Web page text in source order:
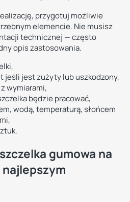
przygotuj możliwie
elemencie. Nie musisz
technicznej — często
opis zastosowania.
jeśli jest zużyty lub uszkodzony,
wymiarami,
będzie pracować,
wodą, temperaturą, słońcem
gumowa na